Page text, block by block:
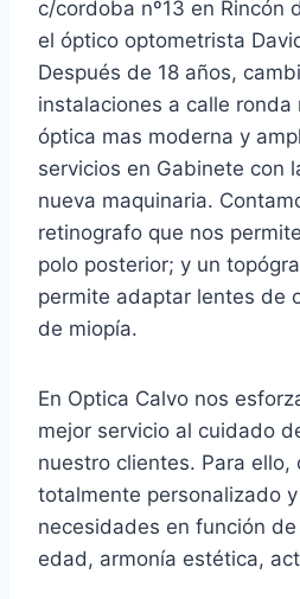
c/cordoba nº13 en Rincón
el óptico optometrista
Después de 18 años,
instalaciones a calle ronda
óptica mas moderna y
servicios en Gabinete con
nueva maquinaria.
retinografo que nos
polo posterior; y un
permite adaptar lentes de
de miopía.
En Optica Calvo nos
mejor servicio al cuidado
nuestro clientes. Para
totalmente personalizado
necesidades en función
edad, armonía estética,